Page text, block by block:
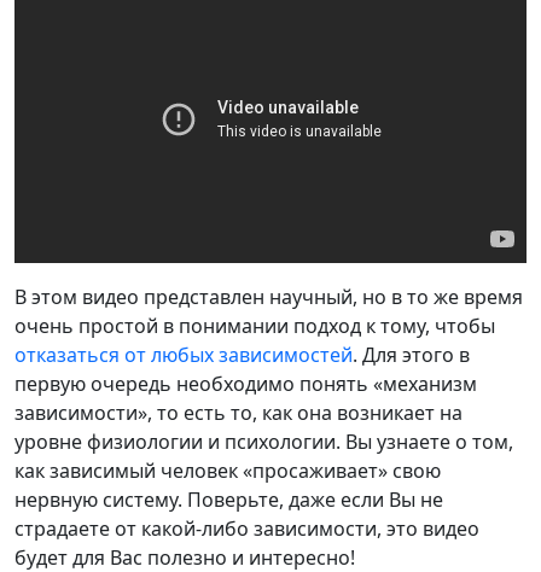
В этом видео представлен научный, но в то же время
очень простой в понимании подход к тому, чтобы
отказаться от любых зависимостей. Для этого в
первую очередь необходимо понять «механизм
зависимости», то есть то, как она возникает на
уровне физиологии и психологии. Вы узнаете о том,
как зависимый человек «просаживает» свою
нервную систему. Поверьте, даже если Вы не
страдаете от какой-либо зависимости, это видео
будет для Вас полезно и интересно!